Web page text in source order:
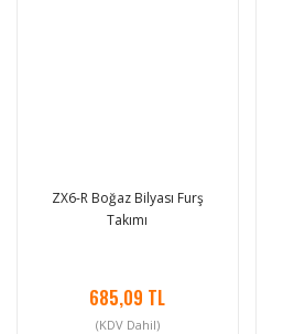
ZX6-R Boğaz Bilyası Furş
Takımı
685,09 TL
(KDV Dahil)